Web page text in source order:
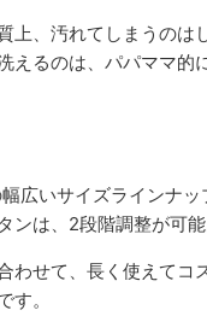
上、汚れてしまうのは
えるのは、パパママ的
広いサイズラインナッ
ンは、2段階調整が可能
わせて、長く使えてコ
す。